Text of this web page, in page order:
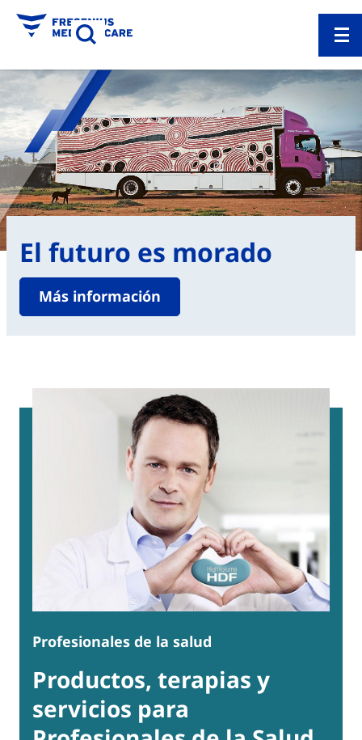
El futuro es morado
Más información
Profesionales de la salud
Productos, terapias y
servicios para